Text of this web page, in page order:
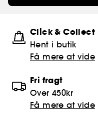
Click & Collect
Hent i butik
Få mere at vide
Fri fragt
Over 450kr
Få mere at vide